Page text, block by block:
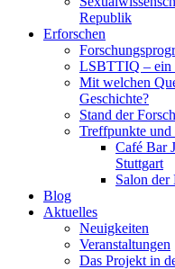
Republik
Erforschen
LSBTTIQ – ein
Mit welchen
Geschichte?
Stand der
Treffpunkte und
Café Bar
Stuttgart
Salon
Blog
Aktuelles
Neuigkeiten
Veranstaltungen
Das Projekt in